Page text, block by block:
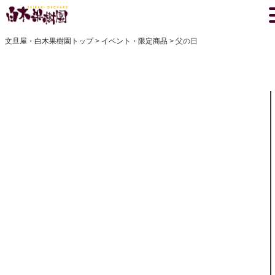
文旦屋・白木果樹園トップ イベント・限定商品 父の日